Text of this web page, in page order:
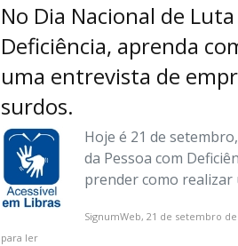
No Dia Nacional de
Deficiência, aprenda
uma entrevista de
surdos.
Hoje é 21 de
da Pessoa com
prender como
SignumWeb,21 de setembro de
para ler